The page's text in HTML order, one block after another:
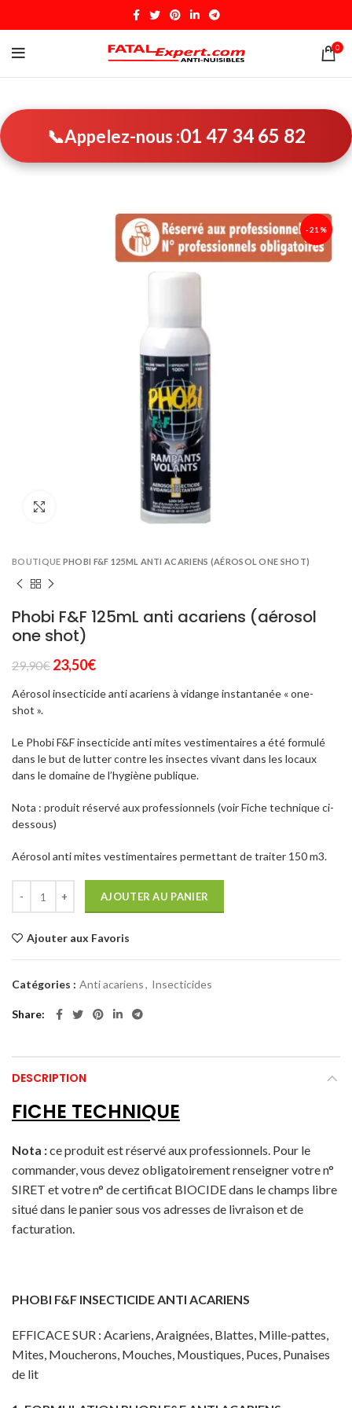
0
📞Appelez-nous :01 47 34 65 82
-21%
BOUTIQUE PHOBI F&F 125ML ANTI ACARIENS (AÉROSOL ONE SHOT)
Phobi F&F 125mL anti acariens (aérosol
one shot)
29,90€ Le
initial
23,50€Le
actuel
Aérosol insecticide anti acariens à vidange instantanée « one-
shot ».
Le Phobi F&F insecticide anti mites vestimentaires a été formulé
dans le but de lutter contre les insectes vivant dans les locaux
dans le domaine de l’hygiène publique.
Nota : produit réservé aux professionnels (voir Fiche technique ci-
dessous)
Aérosol anti mites vestimentaires permettant de traiter 150 m3.
AJOUTER AU PANIER
Ajouter aux Favoris
Catégories : Anti acariens, Insecticides
Share
DESCRIPTION
FICHE TECHNIQUE
Nota :ce produit est réservé aux professionnels. Pour le
commander, vous devez obligatoirement renseigner votre n°
SIRET et votre n° de certificat BIOCIDE dans le champs libre
situé dans le panier sous vos adresses de livraison et de
facturation.
PHOBI F&F INSECTICIDE ANTI ACARIENS
EFFICACE SUR : Acariens, Araignées, Blattes, Mille-pattes,
Mites, Moucherons, Mouches, Moustiques, Puces, Punaises
de lit